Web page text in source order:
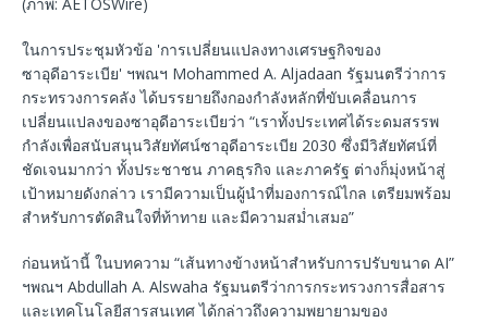
ในการประชุมหัวข้อ 'การเปลี่ยนแปลงทางเศรษฐกิจของ
ซาอุดีอาระเบีย' ฯพณฯ Mohammed A. Aljadaan รัฐมนตรีว่าการ
กระทรวงการคลัง ได้บรรยายถึงกองกำลังหลักที่ขับเคลื่อนการ
เปลี่ยนแปลงของซาอุดีอาระเบียว่า “เราทั้งประเทศได้ระดมสรรพ
กำลังเพื่อสนับสนุนวิสัยทัศน์ซาอุดีอาระเบีย 2030 ซึ่งมีวิสัยทัศน์ที่
ชัดเจนมากว่า ทั้งประชาชน ภาคธุรกิจ และภาครัฐ ต่างก็มุ่งหน้าสู่
เป้าหมายดังกล่าว เรามีความเป็นผู้นำที่มองการณ์ไกล เตรียมพร้อม
สำหรับการตัดสินใจที่ท้าทาย และมีความสม่ำเสมอ”
ก่อนหน้านี้ ในบทความ “เส้นทางข้างหน้าสำหรับการปรับขนาด AI”
ฯพณฯ Abdullah A. Alswaha รัฐมนตรีว่าการกระทรวงการสื่อสาร
และเทคโนโลยีสารสนเทศ ได้กล่าวถึงความพยายามของ